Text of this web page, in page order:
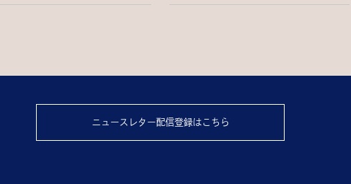
ニュースレター配信登録はこちら